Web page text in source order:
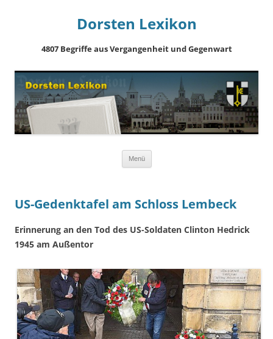
Dorsten Lexikon
4807 Begriffe aus Vergangenheit und Gegenwart
Menü
US-Gedenktafel am Schloss Lembeck
Erinnerung an den Tod des US-Soldaten Clinton Hedrick
1945 am Außentor